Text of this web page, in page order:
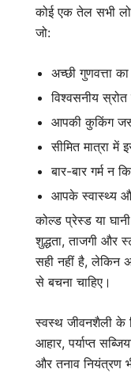
कोई एक तेल सभी
जो:
अच्छी गुणवत्ता का
विश्वसनीय
आपकी कुकिंग
सीमित मात्रा में
बार-बार गर्म न
आपके स्वास्थ्य
कोल्ड प्रेस्ड या
शुद्धता, ताजगी और
सही नहीं है, लेकिन
से बचना चाहिए।
स्वस्थ जीवनशैली के
आहार, पर्याप्त
और तनाव नियंत्रण